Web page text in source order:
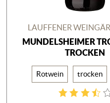
LAUFFENER
MUNDELSHEIMER
TROCKEN
Rotwein trocken